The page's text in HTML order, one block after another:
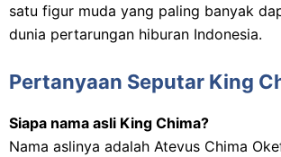
satu figur muda yang paling banyak
dunia pertarungan hiburan Indonesia.
Pertanyaan Seputar King
Siapa nama asli King Chima?
Nama aslinya adalah Atevus Chima